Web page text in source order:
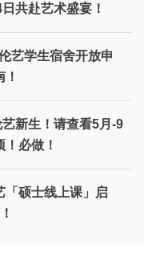
共赴艺术盛宴！
艺学生宿舍开放申
新生！请查看5月-9
必做！
「硕士线上课」启